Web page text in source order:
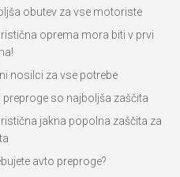
obutev za vse motoriste
oprema mora biti v prvi
nosilci za vse potrebe
preproge so najboljša zaščita
jakna popolna zaščita za
avto preproge?